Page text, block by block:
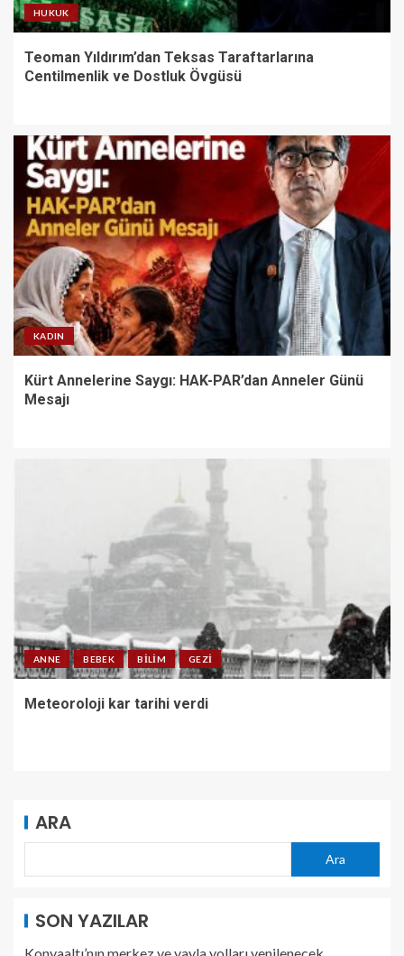
HUKUK
Teoman Yıldırım’dan Teksas Taraftarlarına
Centilmenlik ve Dostluk Övgüsü
KADIN
Kürt Annelerine Saygı: HAK-PAR’dan Anneler Günü
Mesajı
ANNE BEBEK BILIM GEZI
Meteoroloji kar tarihi verdi
ARA
Ara
SON YAZILAR